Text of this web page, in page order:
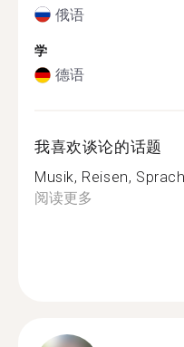
俄语
学
德语
我喜欢谈论的话题
Musik, Reisen,
阅读更多